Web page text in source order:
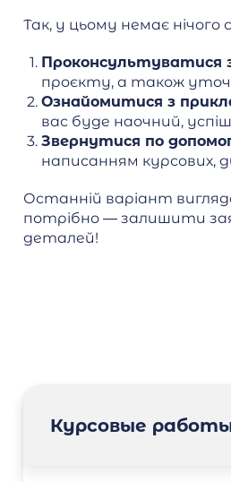
Так, у цьому немає нічого
Проконсультуватися
проєкту, а також
Ознайомитися з
вас буде наочний,
Звернутися по
написанням курсових,
Останній варіант
потрібно — залишити
деталей!
Курсовые